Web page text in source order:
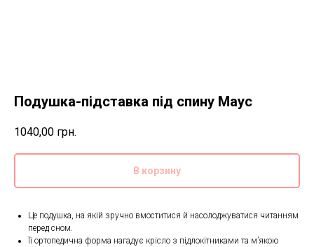
Подушка-підставка під спину Маус
1040,00 грн.
В корзину
Це подушка, на якій зручно вмоститися й насолоджуватися читанням
перед сном.
Її ортопедична форма нагадує крісло з підлокітниками та м’якою